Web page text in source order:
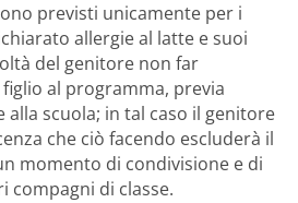
previsti unicamente per i
allergie al latte e suoi
del genitore non far
al programma, previa
alla scuola; in tal caso il genitore
che ciò facendo escluderà il
momento di condivisione e di
compagni di classe.